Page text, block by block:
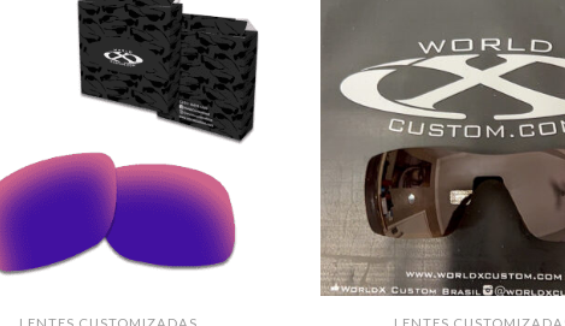
LENTES CUSTOMIZADAS LENTES